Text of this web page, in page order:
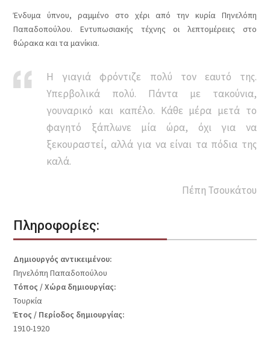
Ένδυμα ύπνου, ραμμένο στο χέρι από την κυρία Πηνελόπη
Παπαδοπούλου. Εντυπωσιακής τέχνης οι λεπτομέρειες στο
θώρακα και τα μανίκια.
Η γιαγιά φρόντιζε πολύ τον εαυτό της.
Υπερβολικά πολύ. Πάντα με τακούνια,
γουναρικό και καπέλο. Κάθε μέρα μετά το
φαγητό ξάπλωνε μία ώρα, όχι για να
ξεκουραστεί, αλλά για να είναι τα πόδια της
καλά.
Πέπη Τσουκάτου
Πληροφορίες:
Δημιουργός αντικειμένου:
Πηνελόπη Παπαδοπούλου
Τόπος / Χώρα δημιουργίας:
Τουρκία
Έτος / Περίοδος δημιουργίας:
1910-1920